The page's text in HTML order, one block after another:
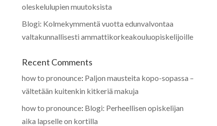
oleskelulupien muutoksista
Blogi: Kolmekymmentä vuotta edunvalvontaa
valtakunnallisesti ammattikorkeakouluopiskelijoille
Recent Comments
how to pronounce: Paljon mausteita kopo-sopassa –
vältetään kuitenkin kitkeriä makuja
how to pronounce: Blogi: Perheellisen opiskelijan
aika lapselle on kortilla